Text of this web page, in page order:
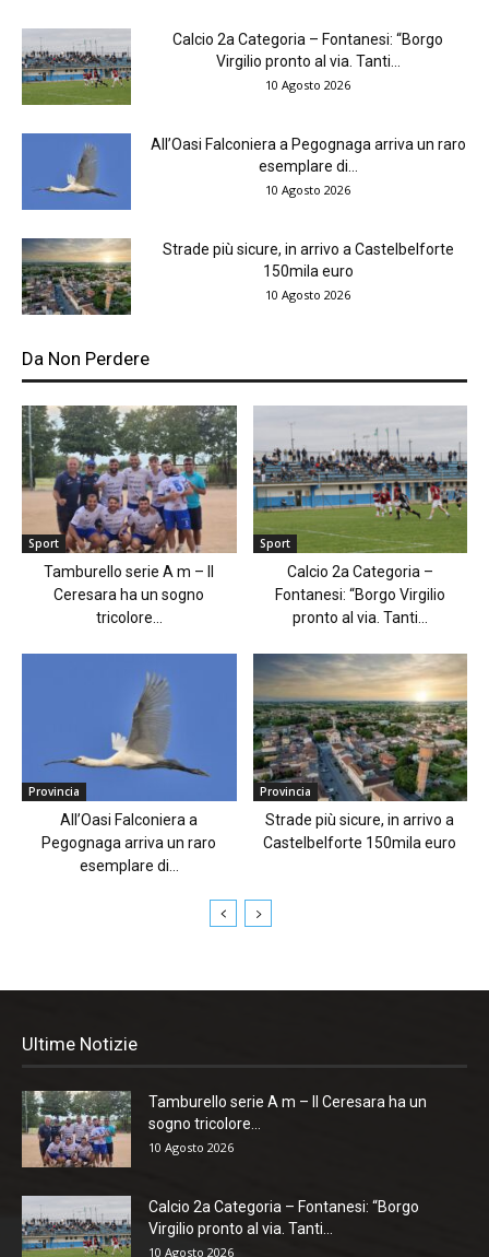
Calcio 2a Categoria – Fontanesi: “Borgo
Virgilio pronto al via. Tanti...
10 Agosto 2026
All’Oasi Falconiera a Pegognaga arriva un raro
esemplare di...
10 Agosto 2026
Strade più sicure, in arrivo a Castelbelforte
150mila euro
10 Agosto 2026
Da Non Perdere
Sport
Tamburello serie A m – Il
Ceresara ha un sogno
tricolore...
Sport
Calcio 2a Categoria –
Fontanesi: “Borgo Virgilio
pronto al via. Tanti...
Provincia
All’Oasi Falconiera a
Pegognaga arriva un raro
esemplare di...
Provincia
Strade più sicure, in arrivo a
Castelbelforte 150mila euro
Ultime Notizie
Tamburello serie A m – Il Ceresara ha un
sogno tricolore...
10 Agosto 2026
Calcio 2a Categoria – Fontanesi: “Borgo
Virgilio pronto al via. Tanti...
10 Agosto 2026